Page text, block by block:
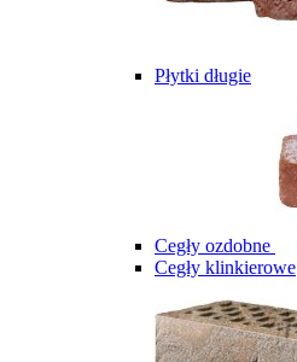
Płytki długie
Cegły ozdobne
Cegły klinkierowe